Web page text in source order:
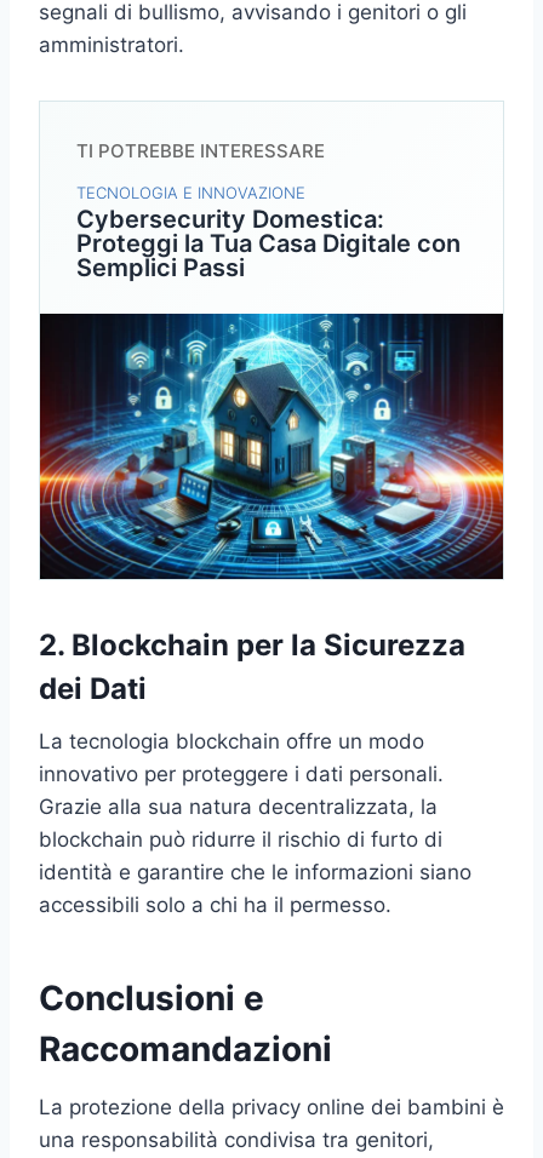
segnali di bullismo, avvisando i genitori o gli
amministratori.
TI POTREBBE INTERESSARE
TECNOLOGIA E INNOVAZIONE
Cybersecurity Domestica:
Proteggi la Tua Casa Digitale con
Semplici Passi
2. Blockchain per la Sicurezza
dei Dati
La tecnologia blockchain offre un modo
innovativo per proteggere i dati personali.
Grazie alla sua natura decentralizzata, la
blockchain può ridurre il rischio di furto di
identità e garantire che le informazioni siano
accessibili solo a chi ha il permesso.
Conclusioni e
Raccomandazioni
La protezione della privacy online dei bambini è
una responsabilità condivisa tra genitori,